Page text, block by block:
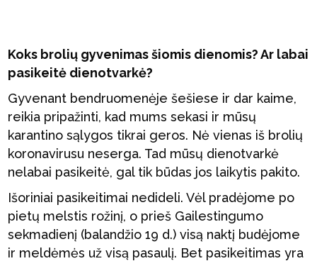
Koks brolių gyvenimas šiomis dienomis? Ar labai
pasikeitė dienotvarkė?
Gyvenant bendruomenėje šešiese ir dar kaime,
reikia pripažinti, kad mums sekasi ir mūsų
karantino sąlygos tikrai geros. Nė vienas iš brolių
koronavirusu neserga. Tad mūsų dienotvarkė
nelabai pasikeitė, gal tik būdas jos laikytis pakito.
Išoriniai pasikeitimai nedideli. Vėl pradėjome po
pietų melstis rožinį, o prieš Gailestingumo
sekmadienį (balandžio 19 d.) visą naktį budėjome
ir meldėmės už visą pasaulį. Bet pasikeitimas yra